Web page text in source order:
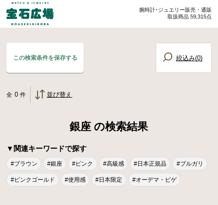
腕時計･ジュエリー販売・通販
取扱商品 59,315点
この検索条件を保存する 絞込み(0)
全 0 件 並び替え
銀座 の検索結果
▼関連キーワードで探す
#ブラウン #銀座 #ピンク #高級感 #日本正規品 #ブルガリ
#ピンクゴールド #使用感 #日本限定 #オーデマ・ピゲ